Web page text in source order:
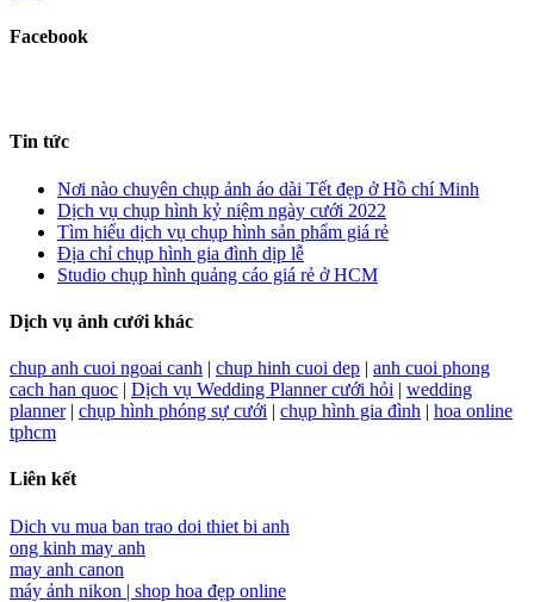
Facebook
Tin tức
Nơi nào chuyên chụp ảnh áo dài Tết đẹp ở Hồ chí Minh
Dịch vụ chụp hình kỷ niệm ngày cưới 2022
Tìm hiểu dịch vụ chụp hình sản phẩm giá rẻ
Địa chỉ chụp hình gia đình dịp lễ
Studio chụp hình quảng cáo giá rẻ ở HCM
Dịch vụ ảnh cưới khác
chup anh cuoi ngoai canh | chup hinh cuoi dep | anh cuoi phong
cach han quoc | Dịch vụ Wedding Planner cưới hỏi | wedding
planner| chụp hình phóng sự cưới | chụp hình gia đình | hoa online
tphcm
Liên kết
Dich vu mua ban trao doi thiet bi anh
ong kinh may anh
may anh canon
máy ảnh nikon | shop hoa đẹp online